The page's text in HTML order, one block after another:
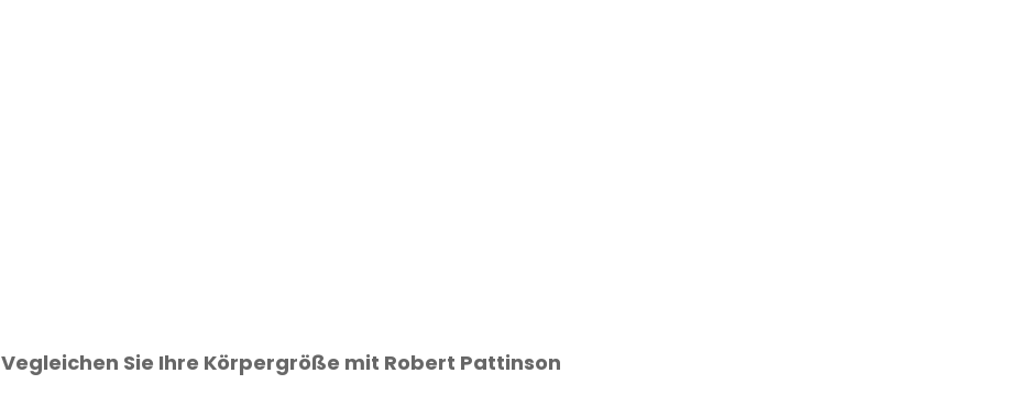
Vegleichen Sie Ihre Körpergröße mit Robert Pattinson